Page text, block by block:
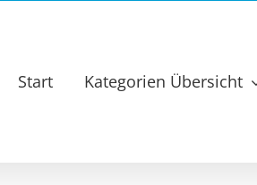
Start Kategorien Übersicht